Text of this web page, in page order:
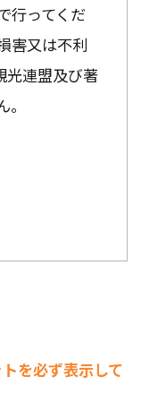
行ってくだ
害又は不利
光連盟及び著
を必ず表示して